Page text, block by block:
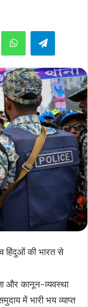
WhatsApp
हिंदुओं की भारत से
और कानून-व्यवस्था
में भारी भय व्याप्त